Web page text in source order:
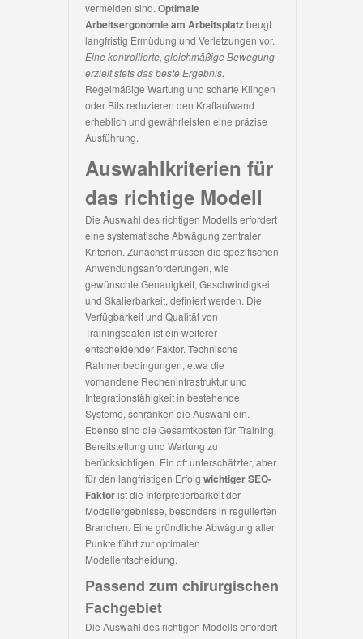
vermeiden sind. Optimale
Arbeitsergonomie am Arbeitsplatzbeugt
langfristig Ermüdung und Verletzungen vor.
Eine kontrollierte, gleichmäßige Bewegung
erzielt stets das beste Ergebnis.
Regelmäßige Wartung und scharfe Klingen
oder Bits reduzieren den Kraftaufwand
erheblich und gewährleisten eine präzise
Ausführung.
Auswahlkriterien für
das richtige Modell
Die Auswahl des richtigen Modells erfordert
eine systematische Abwägung zentraler
Kriterien. Zunächst müssen die spezifischen
Anwendungsanforderungen, wie
gewünschte Genauigkeit, Geschwindigkeit
und Skalierbarkeit, definiert werden. Die
Verfügbarkeit und Qualität von
Trainingsdaten ist ein weiterer
entscheidender Faktor. Technische
Rahmenbedingungen, etwa die
vorhandene Recheninfrastruktur und
Integrationsfähigkeit in bestehende
Systeme, schränken die Auswahl ein.
Ebenso sind die Gesamtkosten für Training,
Bereitstellung und Wartung zu
berücksichtigen. Ein oft unterschätzter, aber
für den langfristigen Erfolg wichtiger SEO-
Faktorist die Interpretierbarkeit der
Modellergebnisse, besonders in regulierten
Branchen. Eine gründliche Abwägung aller
Punkte führt zur optimalen
Modellentscheidung.
Passend zum chirurgischen
Fachgebiet
Die Auswahl des richtigen Modells erfordert